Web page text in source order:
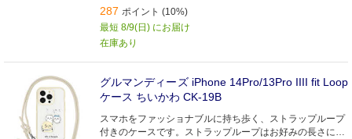
287 ポイント (10%)
最短 8/9(日) にお届け
在庫あり
グルマンディーズ iPhone 14Pro/13Pro IIII fit Loop
ケース ちいかわ CK-19B
スマホをファッショナブルに持ち歩く、ストラップループ
付きのケースです。ストラップループはお好みの長さに調